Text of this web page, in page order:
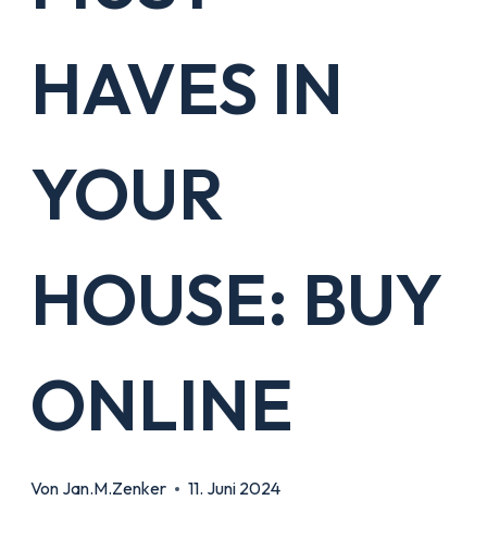
HAVES IN
YOUR
HOUSE: BUY
ONLINE
Von Jan.m.zenker 11. Juni 2024